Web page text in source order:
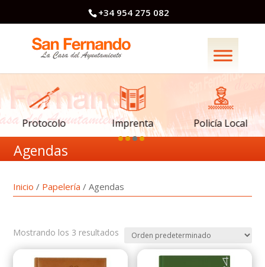
+34 954 275 082
Protocolo Imprenta Policía Local
Agendas
Inicio / Papelería / Agendas
Mostrando los 3 resultados